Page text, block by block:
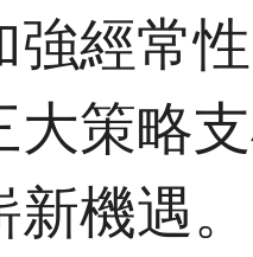
強經常
大策略
新機遇